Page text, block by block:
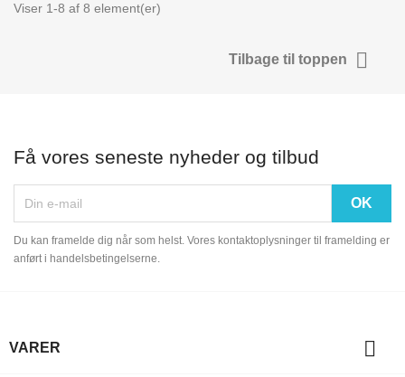
Viser 1-8 af 8 element(er)
Tilbage til toppen 
Få vores seneste nyheder og tilbud
Du kan framelde dig når som helst. Vores kontaktoplysninger til framelding er
anført i handelsbetingelserne.
VARER 